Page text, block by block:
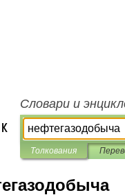
Словари и
Толкования